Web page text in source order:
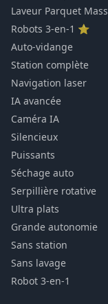
Laveur Parquet
Robots 3-en-1 ⭐
Auto-vidange
Station complète
Navigation laser
IA avancée
Caméra IA
Silencieux
Puissants
Séchage auto
Serpillière rotative
Ultra plats
Grande autonomie
Sans station
Sans lavage
Robot 3-en-1